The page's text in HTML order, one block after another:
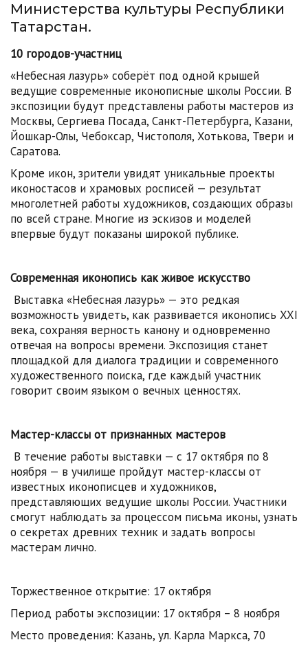
Министерства культуры Республики
Татарстан.
10 городов-участниц
«Небесная лазурь» соберёт под одной крышей
ведущие современные иконописные школы России. В
экспозиции будут представлены работы мастеров из
Москвы, Сергиева Посада, Санкт-Петербурга, Казани,
Йошкар-Олы, Чебоксар, Чистополя, Хотькова, Твери и
Саратова.
Кроме икон, зрители увидят уникальные проекты
иконостасов и храмовых росписей — результат
многолетней работы художников, создающих образы
по всей стране. Многие из эскизов и моделей
впервые будут показаны широкой публике.
Современная иконопись как живое искусство
Выставка «Небесная лазурь» — это редкая
возможность увидеть, как развивается иконопись XXI
века, сохраняя верность канону и одновременно
отвечая на вопросы времени. Экспозиция станет
площадкой для диалога традиции и современного
художественного поиска, где каждый участник
говорит своим языком о вечных ценностях.
Мастер-классы от признанных мастеров
В течение работы выставки — с 17 октября по 8
ноября — в училище пройдут мастер-классы от
известных иконописцев и художников,
представляющих ведущие школы России. Участники
смогут наблюдать за процессом письма иконы, узнать
о секретах древних техник и задать вопросы
мастерам лично.
Торжественное открытие: 17 октября
Период работы экспозиции: 17 октября – 8 ноября
Место проведения: Казань, ул. Карла Маркса, 70